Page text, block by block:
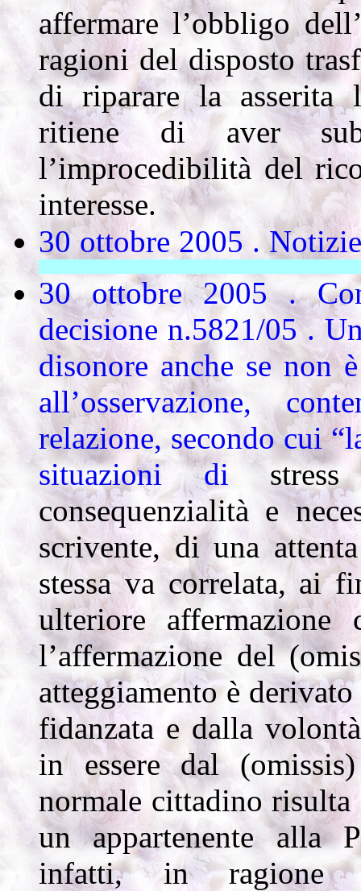
affermare l’obbligo
ragioni del disposto
di riparare la asserita
ritiene di aver
l’improcedibilità del
interesse.
30 ottobre 2005 .
30 ottobre 2005 .
decisione n.5821/05 .
disonore anche se non
all’osservazione,
relazione, secondo cui
situazioni di
consequenzialità e
scrivente, di una
stessa va correlata, ai
ulteriore
l’affermazione del
atteggiamento è
fidanzata e dalla
in essere dal
normale cittadino risulta
un appartenente alla
infatti, in ragione